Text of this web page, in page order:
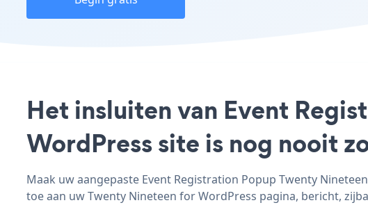
Het insluiten van Event
WordPress site is nog nooit
Maak uw aangepaste Event Registration Popup Twenty
toe aan uw Twenty Nineteen for WordPress pagina, bericht,